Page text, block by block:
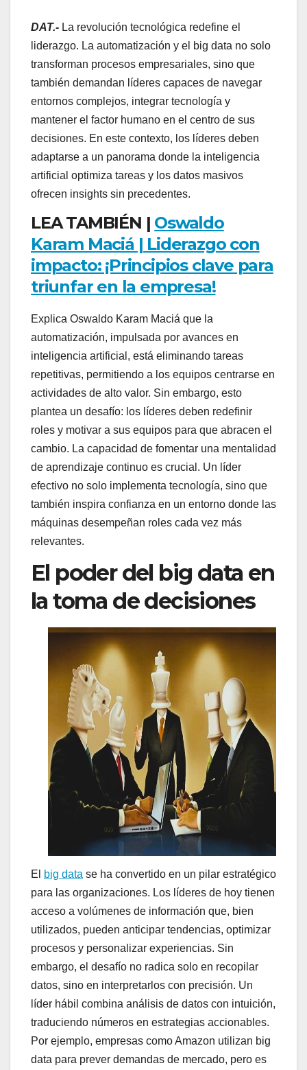
DAT.- La revolución tecnológica redefine el
liderazgo. La automatización y el big data no solo
transforman procesos empresariales, sino que
también demandan líderes capaces de navegar
entornos complejos, integrar tecnología y
mantener el factor humano en el centro de sus
decisiones. En este contexto, los líderes deben
adaptarse a un panorama donde la inteligencia
artificial optimiza tareas y los datos masivos
ofrecen insights sin precedentes.
LEA TAMBIÉN | Oswaldo
Karam Maciá | Liderazgo con
impacto: ¡Principios clave para
triunfar en la empresa!
Explica Oswaldo Karam Maciá que la
automatización, impulsada por avances en
inteligencia artificial, está eliminando tareas
repetitivas, permitiendo a los equipos centrarse en
actividades de alto valor. Sin embargo, esto
plantea un desafío: los líderes deben redefinir
roles y motivar a sus equipos para que abracen el
cambio. La capacidad de fomentar una mentalidad
de aprendizaje continuo es crucial. Un líder
efectivo no solo implementa tecnología, sino que
también inspira confianza en un entorno donde las
máquinas desempeñan roles cada vez más
relevantes.
El poder del big data en
la toma de decisiones
El big data se ha convertido en un pilar estratégico
para las organizaciones. Los líderes de hoy tienen
acceso a volúmenes de información que, bien
utilizados, pueden anticipar tendencias, optimizar
procesos y personalizar experiencias. Sin
embargo, el desafío no radica solo en recopilar
datos, sino en interpretarlos con precisión. Un
líder hábil combina análisis de datos con intuición,
traduciendo números en estrategias accionables.
Por ejemplo, empresas como Amazon utilizan big
data para prever demandas de mercado, pero es